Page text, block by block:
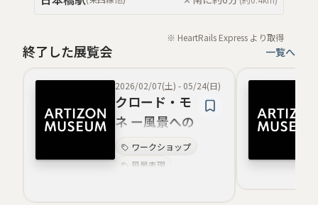
※ HeartRails Express より取得
終了した展覧会 一覧へ
2026/02/07(土) - 05/24(日)
クロード・モ
ネ ー風景への
問いかけ カタ
リウム
ワークショップ
風景表現